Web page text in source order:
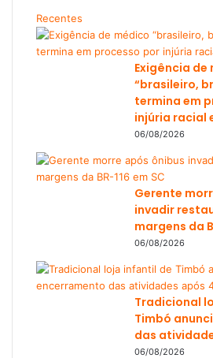
Recentes
Exigência de
“brasileiro,
termina em
injúria racial
06/08/2026
Gerente
invadir
margens da
06/08/2026
Tradicional
Timbó
das
06/08/2026